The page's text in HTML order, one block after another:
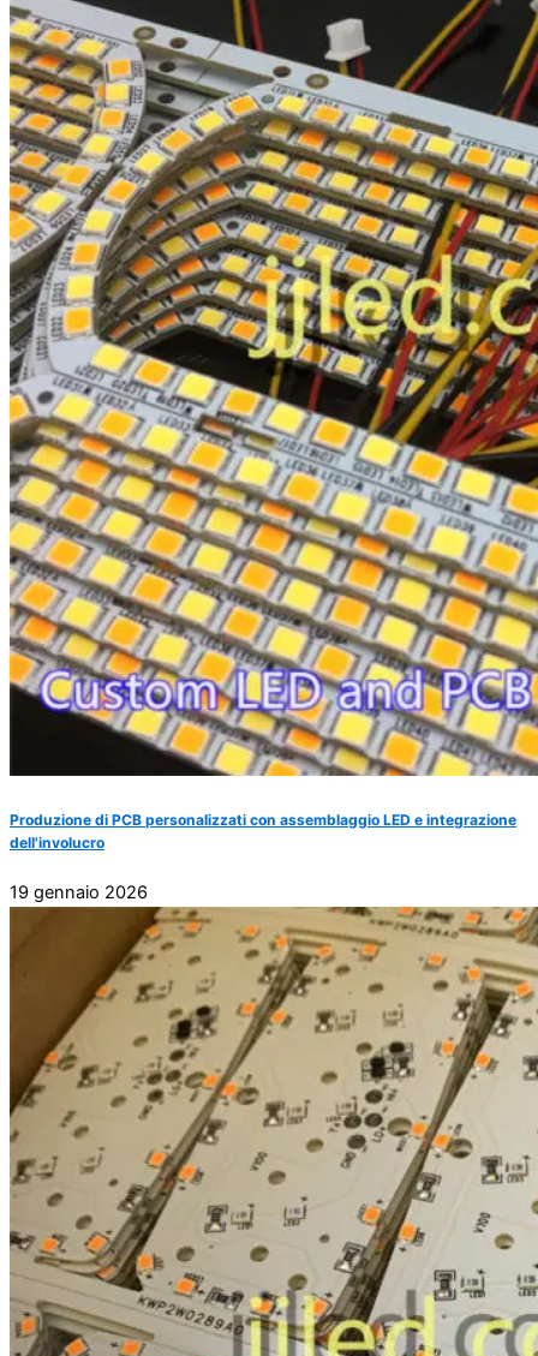
Produzione di PCB personalizzati con assemblaggio LED e integrazione
dell'involucro
19 gennaio 2026